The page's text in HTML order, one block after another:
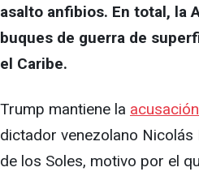
asalto anfibios. En total, la
buques de guerra de
el Caribe.
Trump mantiene la
dictador venezolano Nicolás
de los Soles, motivo por el